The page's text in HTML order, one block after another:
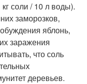
соли / 10 л воды).
заморозков,
яблонь,
заражения
что соль
деревьев.